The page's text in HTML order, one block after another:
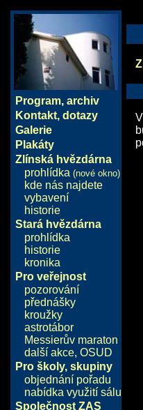
Program, archiv
Kontakt, dotazy
Galerie
Plakáty
Zlínská hvězdárna
prohlídka (nové okno)
kde nás najdete
vybavení
historie
Stará hvězdárna
prohlídka
historie
kronika
Pro veřejnost
pozorování
přednášky
kroužky
astrotábor
Messierův maraton
další akce, OSUD
Pro školy, skupiny
objednání pořadu
nabídka využití sálu
Společnost ZAS